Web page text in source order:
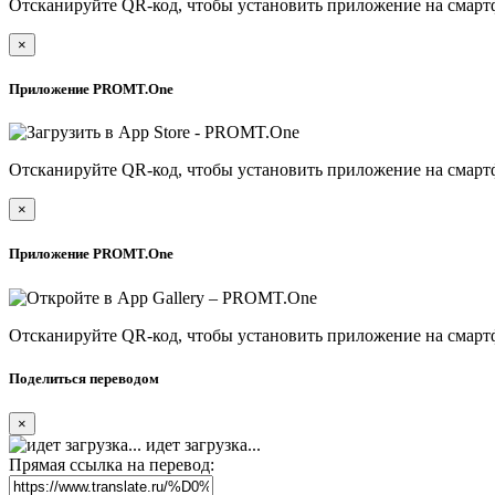
Отсканируйте QR-код, чтобы установить приложение на
×
Приложение PROMT.One
Отсканируйте QR-код, чтобы установить приложение на
×
Приложение PROMT.One
Отсканируйте QR-код, чтобы установить приложение на
Поделиться переводом
×
идет загрузка...
Прямая ссылка на перевод: